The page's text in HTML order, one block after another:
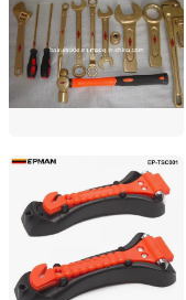
Shandong, China
Ruian Ep
Zhejiang, China